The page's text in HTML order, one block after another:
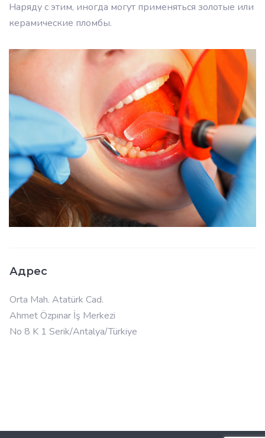
Наряду с этим, иногда могут применяться золотые или
керамические пломбы.
Адрес
Orta Mah. Atatürk Cad.
Ahmet Özpınar İş Merkezi
No 8 K 1 Serik/Antalya/Türkiye